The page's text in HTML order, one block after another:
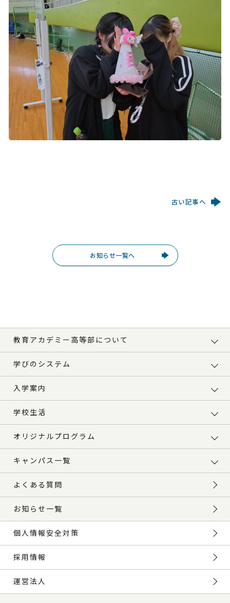
古い記事へ
お知らせ一覧へ
教育アカデミー高等部について
学びのシステム
入学案内
学校生活
オリジナルプログラム
キャンパス一覧
よくある質問
お知らせ一覧
個人情報安全対策
採用情報
運営法人